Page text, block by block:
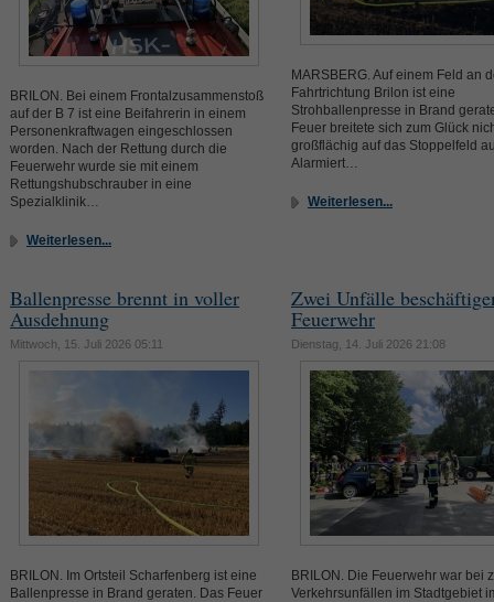
BRILON. Bei einem Frontalzusammenstoß
auf der B 7 ist eine Beifahrerin in einem
Personenkraftwagen eingeschlossen
worden. Nach der Rettung durch die
Feuerwehr wurde sie mit einem
Rettungshubschrauber in eine
Spezialklinik…
Weiterlesen...
MARSBERG. Auf einem Feld an
Fahrtrichtung Brilon ist eine
Strohballenpresse in Brand
Feuer breitete sich zum Glück
großflächig auf das Stoppelfeld
Alarmiert…
Weiterlesen...
Ballenpresse brennt in voller
Ausdehnung
Mittwoch, 15. Juli 2026 05:11
BRILON. Im Ortsteil Scharfenberg ist eine
Ballenpresse in Brand geraten. Das Feuer
Zwei Unfälle
Feuerwehr
Dienstag, 14. Juli 2026 21:08
BRILON. Die Feuerwehr war bei
Verkehrsunfällen im Stadtgebiet